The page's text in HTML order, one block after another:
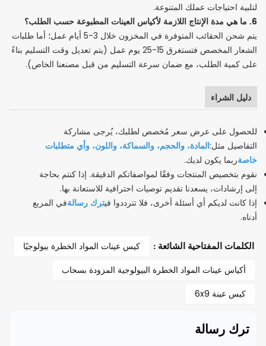
لتلبية احتياجات عملك المتنوعة.
6. ما هي مدة الإنتاج اللازمة لأكياس العينات المطبوعة حسب الطلب؟
يتم شحن الحقائب المتوفرة في المخزون خلال 3-5 أيام عمل؛ أما طلبات
الشعار المخصص فتستغرق 15-25 يوم عمل (يتم تعديل وقت التسليم بناءً
على كمية الطلب، مع ضمان سرعة التسليم من قبل مصنعنا الخاص).
دليل الشراء
للحصول على عرض سعر مُخصص لطلبك، يُرجى مشاركة
التفاصيل مثل:المادة، والحجم، والسماكة، واللون، وأي متطلبات
خاصةربما يكون لديك.
نقوم بتخصيص المنتجات وفقًا لمواصفاتكم الدقيقة. إذا كنتم بحاجة
إلى إرشادات، يسعدنا تقديم توصيات احترافية للاستعانة بها.
إذا كانت لديكم أي أسئلة أخرى، فلا تترددوا فيترك رسالةفي المربع
أدناه.
الكلمات المفتاحية الشائعة :
كيس عينات المواد الخطرة بيولوجيًا
أكياس عينات المواد الخطرة البيولوجية المزودة بسحاب
كيس عينة 6x9
ترك رسالة